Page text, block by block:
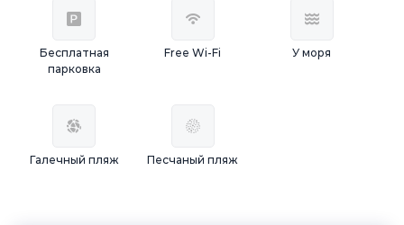
Бесплатная
парковка
Free Wi-Fi У моря
Галечный пляж Песчаный пляж